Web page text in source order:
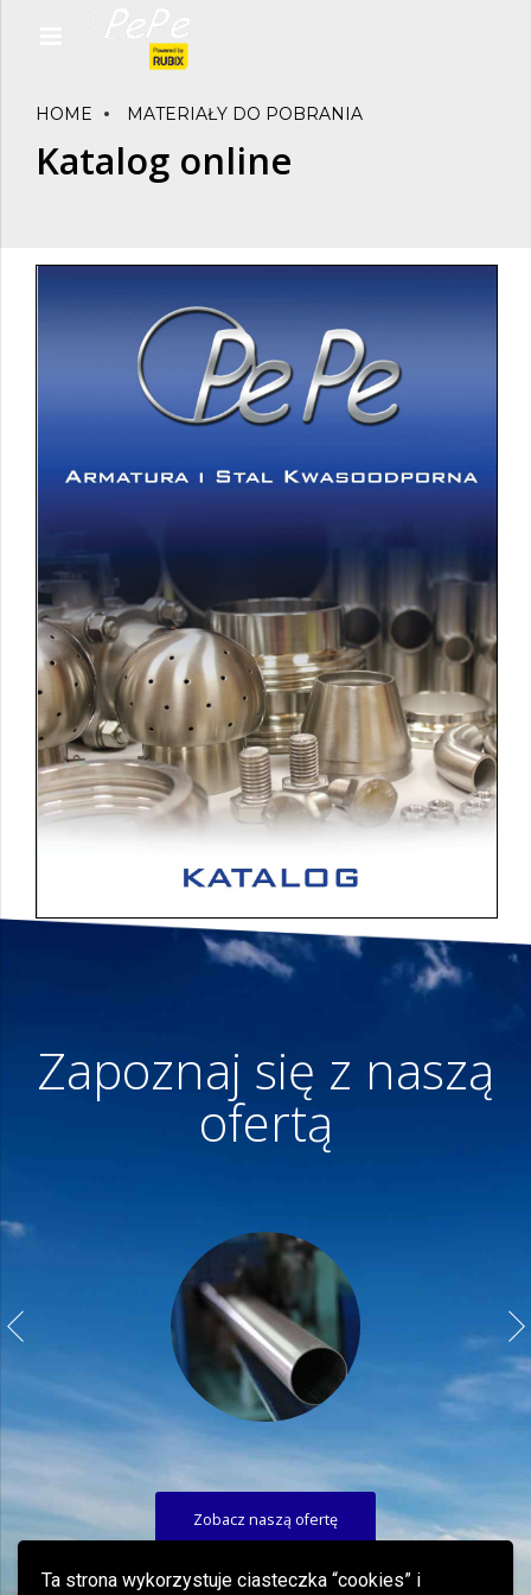
Ta strona wykorzystuje ciasteczka “cookies” i
HOME MATERIAŁY DO POBRANIA
Katalog online
Zapoznaj się z naszą
ofertą
Zobacz naszą ofertę